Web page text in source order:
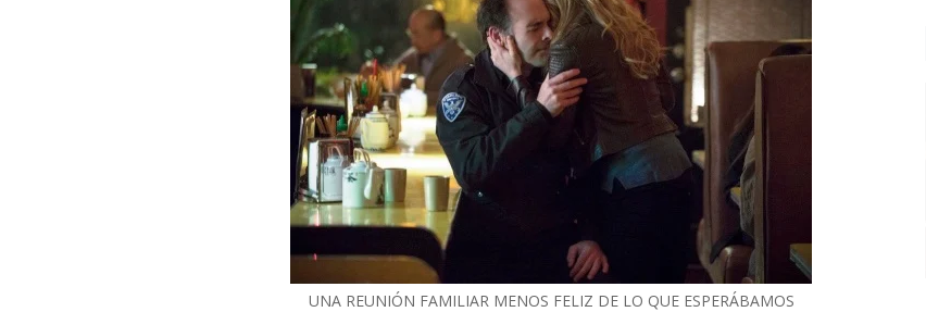
UNA REUNIÓN FAMILIAR MENOS FELIZ DE LO QUE ESPERÁBAMOS